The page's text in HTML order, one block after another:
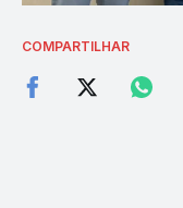
COMPARTILHAR